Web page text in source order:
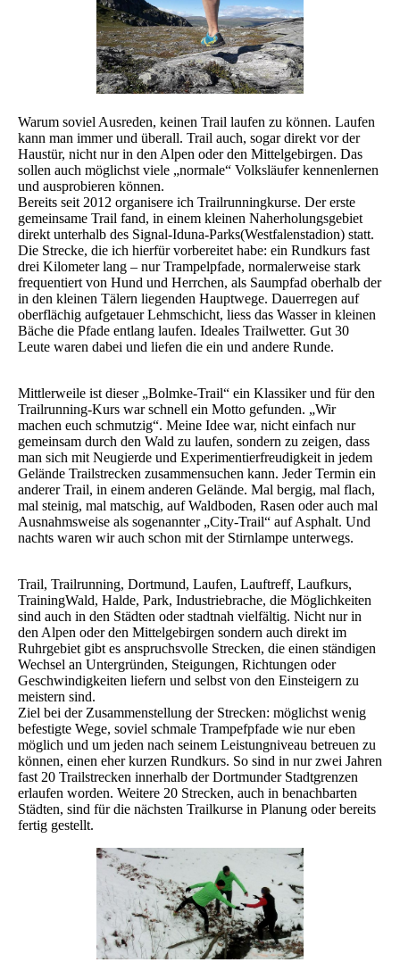
Warum soviel Ausreden, keinen Trail laufen zu können. Laufen
kann man immer und überall. Trail auch, sogar direkt vor der
Haustür, nicht nur in den Alpen oder den Mittelgebirgen. Das
sollen auch möglichst viele „normale“ Volksläufer kennenlernen
und ausprobieren können.
Bereits seit 2012 organisere ich Trailrunningkurse. Der erste
gemeinsame Trail fand, in einem kleinen Naherholungsgebiet
direkt unterhalb des Signal-Iduna-Parks(Westfalenstadion) statt.
Die Strecke, die ich hierfür vorbereitet habe: ein Rundkurs fast
drei Kilometer lang – nur Trampelpfade, normalerweise stark
frequentiert von Hund und Herrchen, als Saumpfad oberhalb der
in den kleinen Tälern liegenden Hauptwege. Dauerregen auf
oberflächig aufgetauer Lehmschicht, liess das Wasser in kleinen
Bäche die Pfade entlang laufen. Ideales Trailwetter. Gut 30
Leute waren dabei und liefen die ein und andere Runde.
Mittlerweile ist dieser „Bolmke-Trail“ ein Klassiker und für den
Trailrunning-Kurs war schnell ein Motto gefunden. „Wir
machen euch schmutzig“. Meine Idee war, nicht einfach nur
gemeinsam durch den Wald zu laufen, sondern zu zeigen, dass
man sich mit Neugierde und Experimentierfreudigkeit in jedem
Gelände Trailstrecken zusammensuchen kann. Jeder Termin ein
anderer Trail, in einem anderen Gelände. Mal bergig, mal flach,
mal steinig, mal matschig, auf Waldboden, Rasen oder auch mal
Ausnahmsweise als sogenannter „City-Trail“ auf Asphalt. Und
nachts waren wir auch schon mit der Stirnlampe unterwegs.
Trail, Trailrunning, Dortmund, Laufen, Lauftreff, Laufkurs,
TrainingWald, Halde, Park, Industriebrache, die Möglichkeiten
sind auch in den Städten oder stadtnah vielfältig. Nicht nur in
den Alpen oder den Mittelgebirgen sondern auch direkt im
Ruhrgebiet gibt es anspruchsvolle Strecken, die einen ständigen
Wechsel an Untergründen, Steigungen, Richtungen oder
Geschwindigkeiten liefern und selbst von den Einsteigern zu
meistern sind.
Ziel bei der Zusammenstellung der Strecken: möglichst wenig
befestigte Wege, soviel schmale Trampefpfade wie nur eben
möglich und um jeden nach seinem Leistungniveau betreuen zu
können, einen eher kurzen Rundkurs. So sind in nur zwei Jahren
fast 20 Trailstrecken innerhalb der Dortmunder Stadtgrenzen
erlaufen worden. Weitere 20 Strecken, auch in benachbarten
Städten, sind für die nächsten Trailkurse in Planung oder bereits
fertig gestellt.